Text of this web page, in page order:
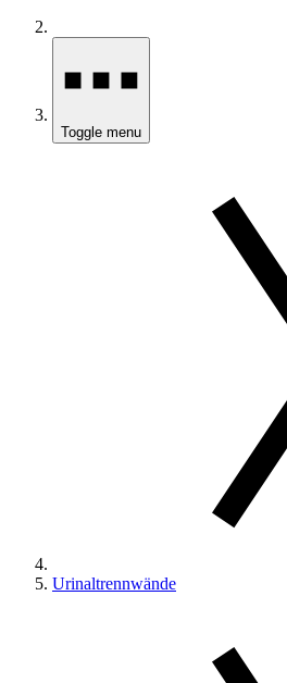
Toggle menu
Urinaltrennwände